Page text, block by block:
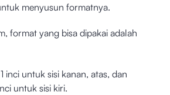
menyusun formatnya.
format yang bisa dipakai adalah
inci untuk sisi kanan, atas, dan
untuk sisi kiri.